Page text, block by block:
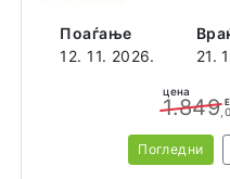
Поаѓање
12. 11. 2026.
21.
цена
1.849
Погледни